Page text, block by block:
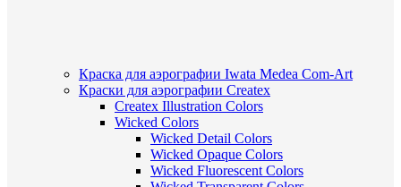
Краска для аэрографии Iwata Medea Com-Art
Краски для аэрографии Createx
Createx Illustration Colors
Wicked Colors
Wicked Detail Colors
Wicked Opaque Colors
Wicked Fluorescent Colors